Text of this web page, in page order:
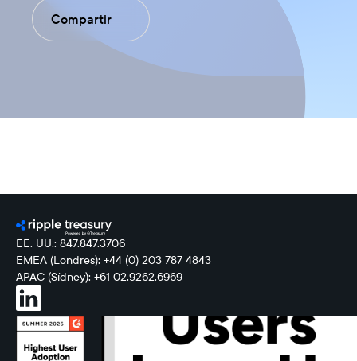
Compartir
EE. UU.: 847.847.3706
EMEA (Londres): +44 (0) 203 787 4843
APAC (Sídney): +61 02.9262.6969